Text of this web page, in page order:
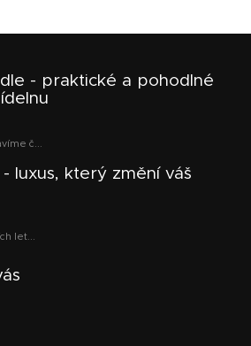
- praktické a pohodlné
č...
luxus, který změní váš
let...